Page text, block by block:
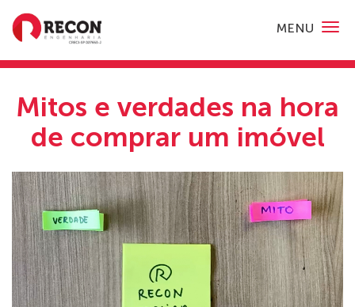
MENU
Mitos e verdades na hora
de comprar um imóvel